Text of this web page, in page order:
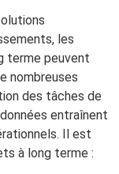
les
terme peuvent
nombreuses
des tâches de
entraînent
Il est
à long terme :